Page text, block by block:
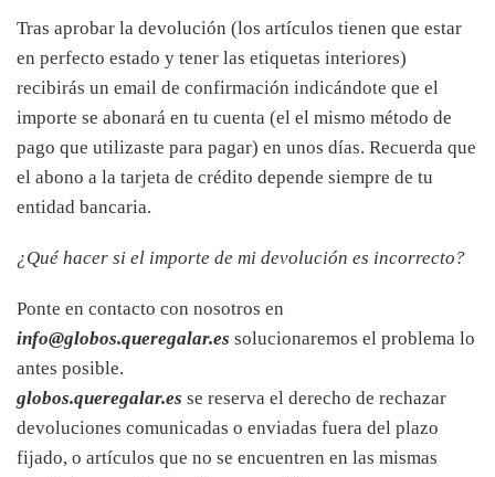
Tras aprobar la devolución (los artículos tienen que estar
en perfecto estado y tener las etiquetas interiores)
recibirás un email de confirmación indicándote que el
importe se abonará en tu cuenta (el el mismo método de
pago que utilizaste para pagar) en unos días. Recuerda que
el abono a la tarjeta de crédito depende siempre de tu
entidad bancaria.
¿Qué hacer si el importe de mi devolución es incorrecto?
Ponte en contacto con nosotros en
info@globos.queregalar.es solucionaremos el problema lo
antes posible.
globos.queregalar.es se reserva el derecho de rechazar
devoluciones comunicadas o enviadas fuera del plazo
fijado, o artículos que no se encuentren en las mismas